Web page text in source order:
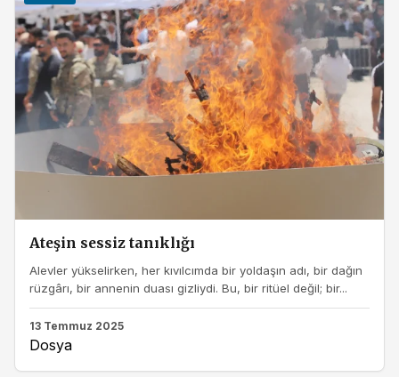
Ateşin sessiz tanıklığı
Alevler yükselirken, her kıvılcımda bir yoldaşın adı, bir dağın
rüzgârı, bir annenin duası gizliydi. Bu, bir ritüel değil; bir...
13 Temmuz 2025
Dosya